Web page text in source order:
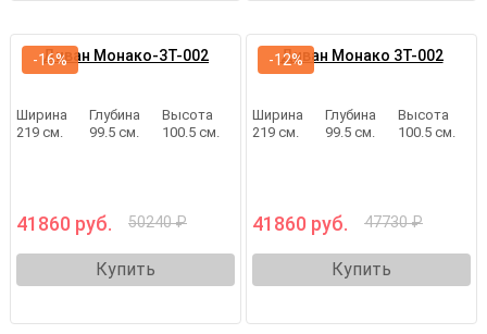
Диван Монако-3Т-002
Ширина
219 см.
Глубина
99.5 см.
Высота
100.5 см.
41860 руб. 50240 ₽
Купить
-16% Диван Монако 3Т-002
Ширина
219 см.
Глубина
99.5 см.
Высота
100.5 см.
41860 руб. 47730 ₽
Купить
-12%